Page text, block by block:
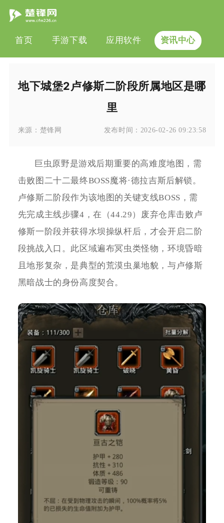
首页 手游下载 应用软件 资讯中心
地下城堡2卢修斯二阶段所属地区是哪
里
来源： 楚锋网 发布时间： 2026-02-26 09:23:58
巨虫原野是游戏后期重要的高难度地图，需
击败图二十二最终BOSS魔将·德拉吉斯后解锁。
卢修斯二阶段作为该地图的关键支线BOSS，需
先完成主线步骤4，在（44.29）废弃仓库击败卢
修斯一阶段并获得水坝操纵杆后，才会开启二阶
段挑战入口。此区域遍布冥虫类怪物，环境昏暗
且地形复杂，是典型的荒漠虫巢地貌，与卢修斯
黑暗战士的身份高度契合。